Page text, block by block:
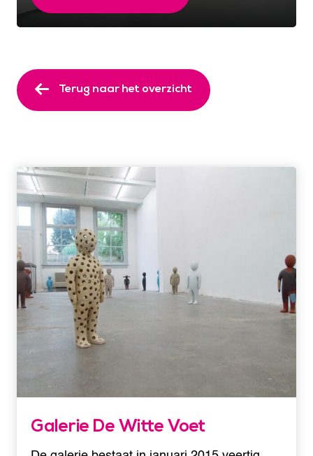
Terug naar het overzicht
Galerie De Witte Voet